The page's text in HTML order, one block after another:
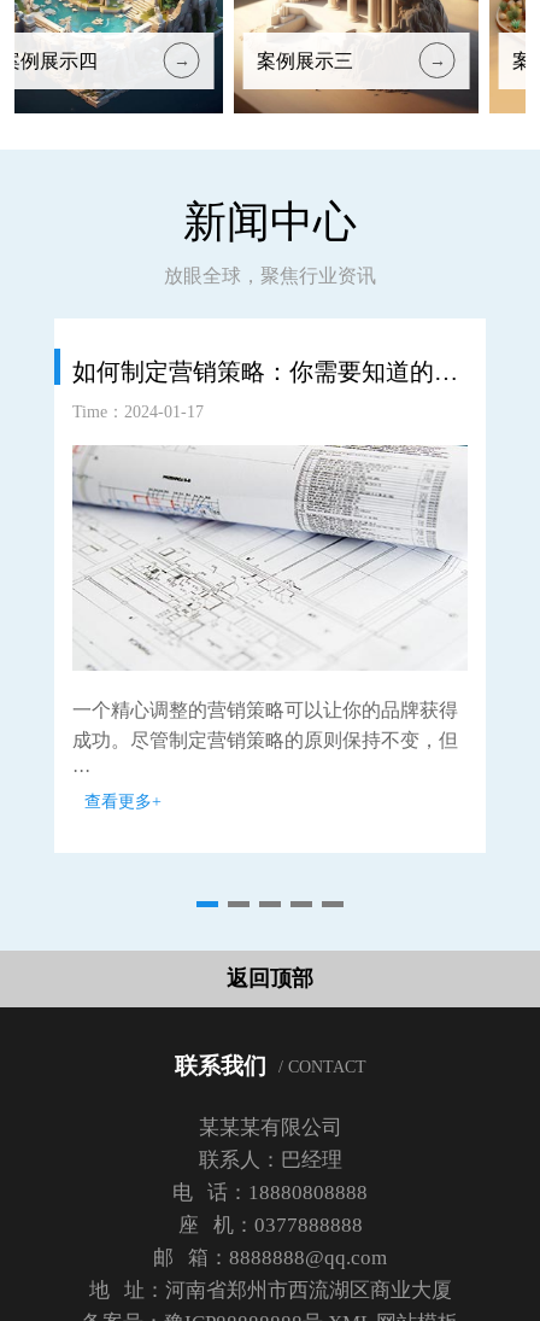
示四 案例展示三 案例展
新闻中心
放眼全球，聚焦行业资讯
如何制定营销策略：你需要知道的一切
Time：2024-01-17
一个精心调整的营销策略可以让你的品牌获得
成功。尽管制定营销策略的原则保持不变，但
···
查看更多+
返回顶部
联系我们 / CONTACT
某某某有限公司
联系人：巴经理
电 话：18880808888
座 机：0377888888
邮 箱：8888888@qq.com
地 址：河南省郑州市西流湖区商业大厦